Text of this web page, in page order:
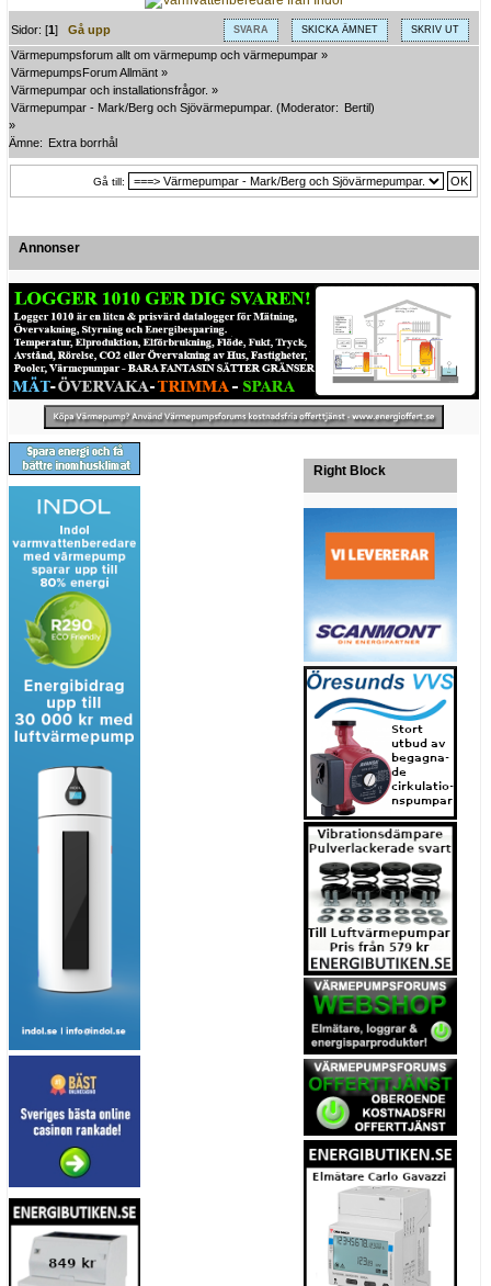
SVARA SKICKA ÄMNET SKRIV UT
Sidor: [1]Gå upp
Värmepumpsforum allt om värmepump och värmepumpar »
VärmepumpsForum Allmänt »
Värmepumpar och installationsfrågor. »
Värmepumpar - Mark/Berg och Sjövärmepumpar. (Moderator: Bertil)
»
Ämne:
Extra borrhål
Gå till:
Annonser
Right Block